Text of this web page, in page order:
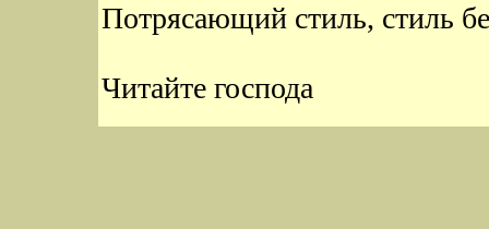
Потрясающий стиль, стиль
Читайте господа